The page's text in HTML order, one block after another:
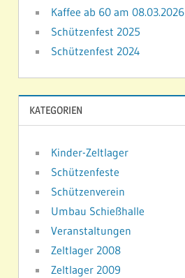
Kaffee ab 60 am 08.03.2026
Schützenfest 2025
Schützenfest 2024
KATEGORIEN
Kinder-Zeltlager
Schützenfeste
Schützenverein
Umbau Schießhalle
Veranstaltungen
Zeltlager 2008
Zeltlager 2009